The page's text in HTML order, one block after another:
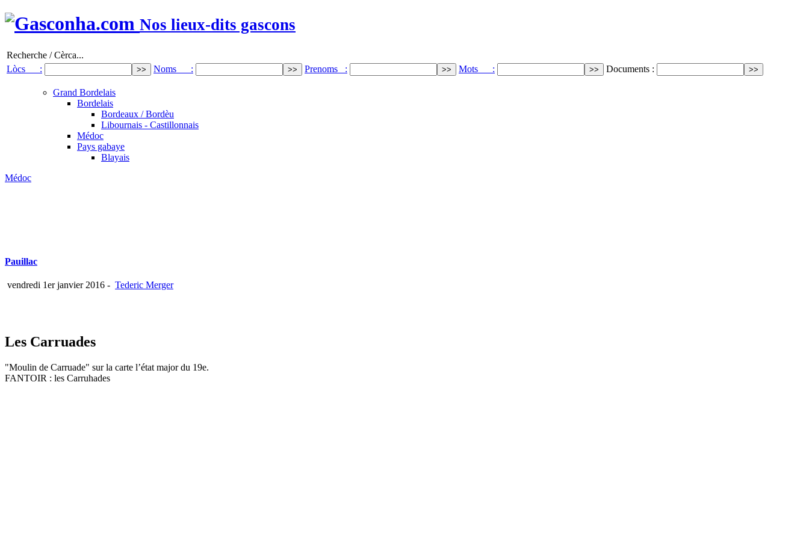
Nos lieux-dits gascons
Recherche / Cèrca...
Lòcs :
Noms : Prenoms : Mots : Documents :
Grand Bordelais
Bordelais
Bordeaux / Bordèu
Libournais - Castillonnais
Médoc
Pays gabaye
Blayais
Médoc
Pauillac
vendredi 1er janvier 2016 - Tederic Merger
Les Carruades
"Moulin de Carruade" sur la carte l’état major du 19e.
FANTOIR : les Carruhades